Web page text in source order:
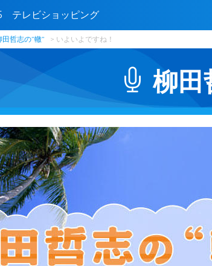
テレビショッピング
田哲志の”轍” いよいよですね！
柳田